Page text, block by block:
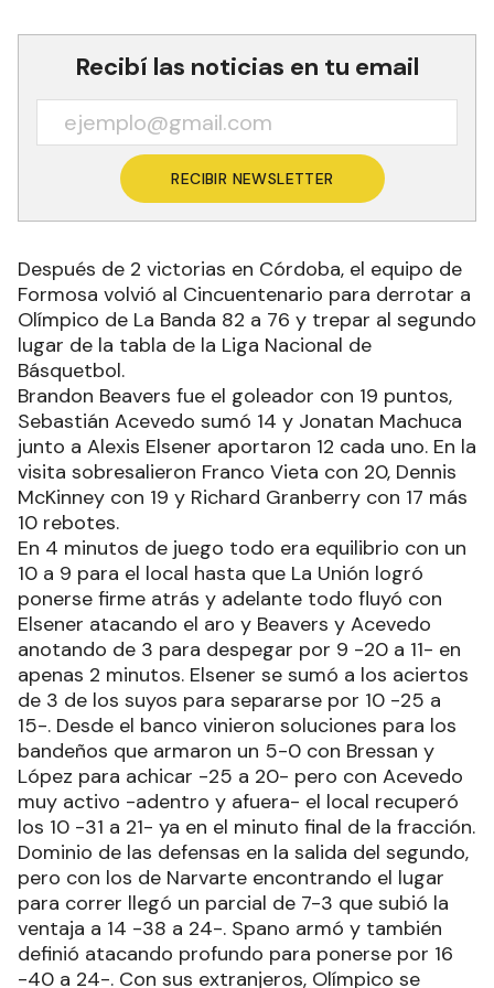
Recibí las noticias en tu email
RECIBIR NEWSLETTER
Después de 2 victorias en Córdoba, el equipo de
Formosa volvió al Cincuentenario para derrotar a
Olímpico de La Banda 82 a 76 y trepar al segundo
lugar de la tabla de la Liga Nacional de
Básquetbol.
Brandon Beavers fue el goleador con 19 puntos,
Sebastián Acevedo sumó 14 y Jonatan Machuca
junto a Alexis Elsener aportaron 12 cada uno. En la
visita sobresalieron Franco Vieta con 20, Dennis
McKinney con 19 y Richard Granberry con 17 más
10 rebotes.
En 4 minutos de juego todo era equilibrio con un
10 a 9 para el local hasta que La Unión logró
ponerse firme atrás y adelante todo fluyó con
Elsener atacando el aro y Beavers y Acevedo
anotando de 3 para despegar por 9 -20 a 11- en
apenas 2 minutos. Elsener se sumó a los aciertos
de 3 de los suyos para separarse por 10 -25 a
15-. Desde el banco vinieron soluciones para los
bandeños que armaron un 5-0 con Bressan y
López para achicar -25 a 20- pero con Acevedo
muy activo -adentro y afuera- el local recuperó
los 10 -31 a 21- ya en el minuto final de la fracción.
Dominio de las defensas en la salida del segundo,
pero con los de Narvarte encontrando el lugar
para correr llegó un parcial de 7-3 que subió la
ventaja a 14 -38 a 24-. Spano armó y también
definió atacando profundo para ponerse por 16
-40 a 24-. Con sus extranjeros, Olímpico se